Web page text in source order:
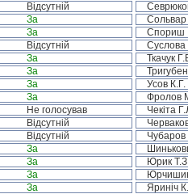
Відсутній
За
За Спориш
Відсутній Суслова
За Ткачук
За
За Усов К.Г.
За Фролов
Не голосував Чекіта
Відсутній
Відсутній Чубаров
За
За Юрик
За
За Яриніч